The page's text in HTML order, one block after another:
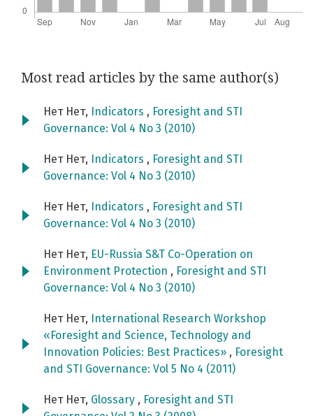
Most read articles by the same author(s)
Нет Нет, Indicators , Foresight and STI
Governance: Vol 4 No 3 (2010)
Нет Нет, Indicators , Foresight and STI
Governance: Vol 4 No 3 (2010)
Нет Нет, Indicators , Foresight and STI
Governance: Vol 4 No 3 (2010)
Нет Нет, EU-Russia S&T Co-Operation on
Environment Protection , Foresight and STI
Governance: Vol 4 No 3 (2010)
Нет Нет,
International Research Workshop
«Foresight and Science, Technology and
Innovation Policies: Best Practices» , Foresight
and STI Governance: Vol 5 No 4 (2011)
Нет Нет, Glossary , Foresight and STI